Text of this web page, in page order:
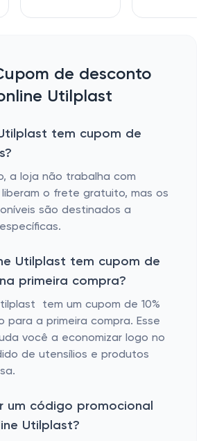
de desconto
Utilplast
tem cupom de
a loja não trabalha com
o frete gratuito, mas os
são destinados a
Utilplast tem cupom de
primeira compra?
tem um cupom de 10%
para a primeira compra. Esse
você a economizar logo no
de utensílios e produtos
um código promocional
Utilplast?